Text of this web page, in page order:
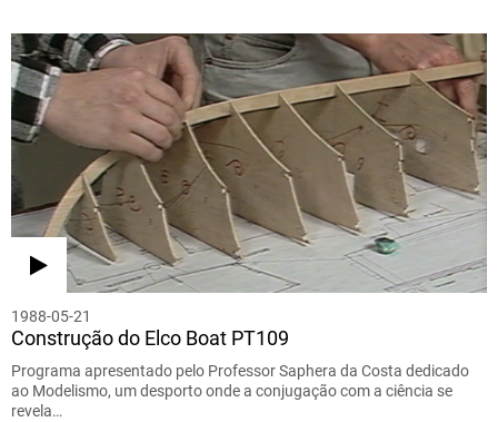
1988-05-21
Construção do Elco Boat PT109
Programa apresentado pelo Professor Saphera da Costa dedicado
ao Modelismo, um desporto onde a conjugação com a ciência se
revela…